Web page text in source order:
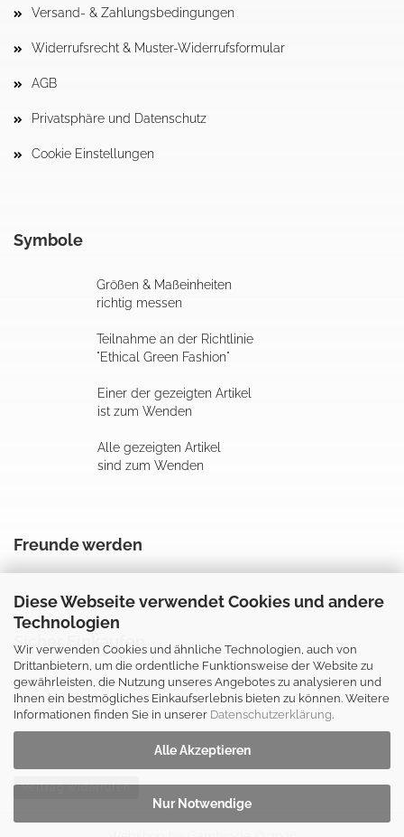
Diese Webseite verwendet Cookies und andere
Technologien
Wir verwenden Cookies und ähnliche Technologien, auch von
Drittanbietern, um die ordentliche Funktionsweise der Website zu
gewährleisten, die Nutzung unseres Angebotes zu analysieren und
Ihnen ein bestmögliches Einkaufserlebnis bieten zu können. Weitere
Informationen finden Sie in unserer Datenschutzerklärung.
Alle Akzeptieren
Nur Notwendige
Versand- & Zahlungsbedingungen
Widerrufsrecht & Muster-Widerrufsformular
AGB
Privatsphäre und Datenschutz
Cookie Einstellungen
Symbole
Größen & Maßeinheiten
richtig messen
Teilnahme an der Richtlinie
"Ethical Green Fashion"
Einer der gezeigten Artikel
ist zum Wenden
Alle gezeigten Artikel
sind zum Wenden
Freunde werden
Sicher Einkaufen
Vertrag widerrufen